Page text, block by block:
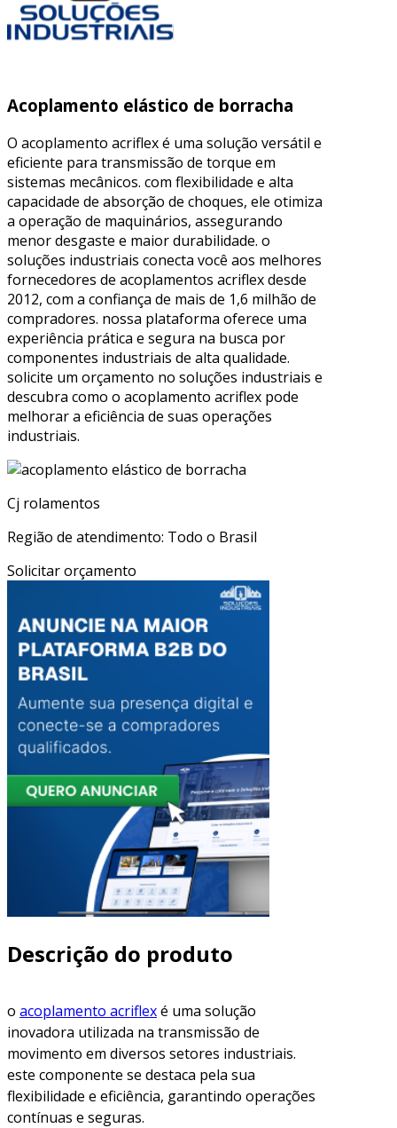
Acoplamento elástico de borracha
O acoplamento acriflex é uma solução versátil e
eficiente para transmissão de torque em
sistemas mecânicos. com flexibilidade e alta
capacidade de absorção de choques, ele otimiza
a operação de maquinários, assegurando
menor desgaste e maior durabilidade. o
soluções industriais conecta você aos melhores
fornecedores de acoplamentos acriflex desde
2012, com a confiança de mais de 1,6 milhão de
compradores. nossa plataforma oferece uma
experiência prática e segura na busca por
componentes industriais de alta qualidade.
solicite um orçamento no soluções industriais e
descubra como o acoplamento acriflex pode
melhorar a eficiência de suas operações
industriais.
Cj rolamentos
Região de atendimento: Todo o Brasil
Solicitar orçamento
Descrição do produto
o acoplamento acriflexé uma solução
inovadora utilizada na transmissão de
movimento em diversos setores industriais.
este componente se destaca pela sua
flexibilidade e eficiência, garantindo operações
contínuas e seguras.